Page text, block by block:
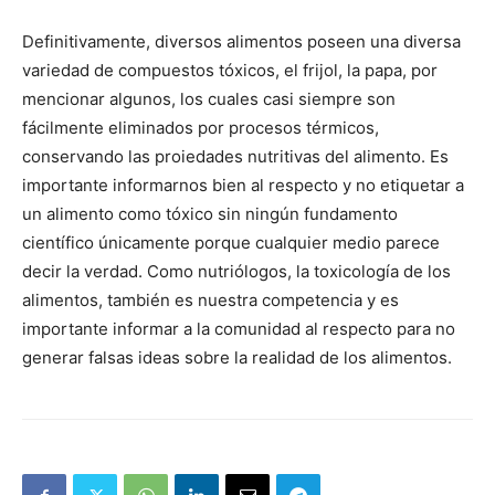
Definitivamente, diversos alimentos poseen una diversa
variedad de compuestos tóxicos, el frijol, la papa, por
mencionar algunos, los cuales casi siempre son
fácilmente eliminados por procesos térmicos,
conservando las proiedades nutritivas del alimento. Es
importante informarnos bien al respecto y no etiquetar a
un alimento como tóxico sin ningún fundamento
científico únicamente porque cualquier medio parece
decir la verdad. Como nutriólogos, la toxicología de los
alimentos, también es nuestra competencia y es
importante informar a la comunidad al respecto para no
generar falsas ideas sobre la realidad de los alimentos.